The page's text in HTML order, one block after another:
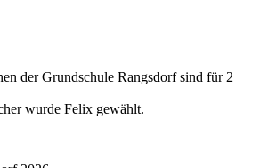
der Grundschule Rangsdorf sind für 2
wurde Felix gewählt.